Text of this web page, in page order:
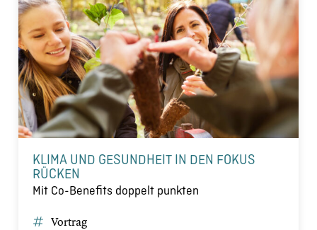
KLIMA UND GESUNDHEIT IN DEN FOKUS
RÜCKEN
Mit Co-Benefits doppelt punkten
Vortrag